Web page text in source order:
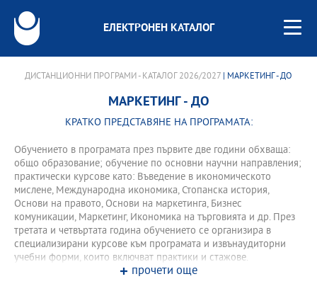
ЕЛЕКТРОНЕН КАТАЛОГ
ДИСТАНЦИОННИ ПРОГРАМИ - КАТАЛОГ 2026/2027 | МАРКЕТИНГ - ДО
МАРКЕТИНГ - ДО
КРАТКО ПРЕДСТАВЯНЕ НА ПРОГРАМАТА:
Обучението в програмата през първите две години обхваща:
общо образование; обучение по основни научни направления;
практически курсове като: Въведение в икономическото
мислене, Международна икономика, Стопанска история,
Основи на правото, Основи на маркетинга, Бизнес
комуникации, Маркетинг, Икономика на търговията и др. През
третата и четвъртата година обучението се организира в
специализирани курсове към програмата и извънаудиторни
учебни форми, които включват практики и стажове.
Програмата осигурява възможност за международна
прочети още